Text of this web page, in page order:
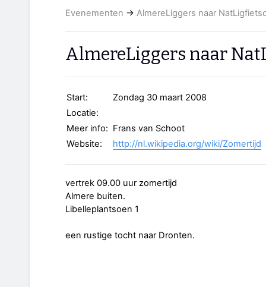
RSS
Evenementen → AlmereLiggers naar
AlmereLiggers naar
Start:
Zondag 30 maart 2008
Locatie:
Meer info: Frans van Schoot
Website:
http://nl.wikipedia.org/wiki/Zomertijd
vertrek 09.00 uur zomertijd
Almere buiten.
Libelleplantsoen 1
een rustige tocht naar Dronten.